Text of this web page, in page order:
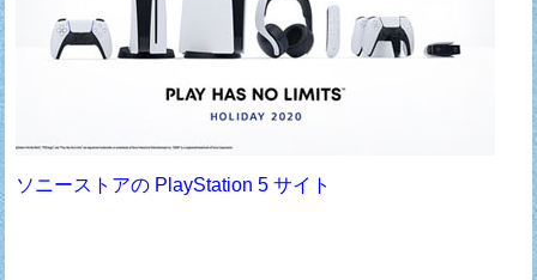
ソニーストアの PlayStation 5 サイト